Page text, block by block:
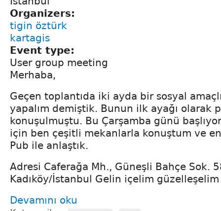
Organizers:
tigin öztürk
kartagis
Event type:
User group meeting
Merhaba,
Geçen toplantıda iki ayda bir sosyal
yapalım demiştik. Bunun ilk ayağı olarak
konuşulmuştu. Bu Çarşamba günü
için ben çeşitli mekanlarla konuştum ve
Pub ile anlaştık.
Adresi Caferağa Mh., Güneşli Bahçe Sok.
Kadıköy/İstanbul Gelin içelim
Devamını oku